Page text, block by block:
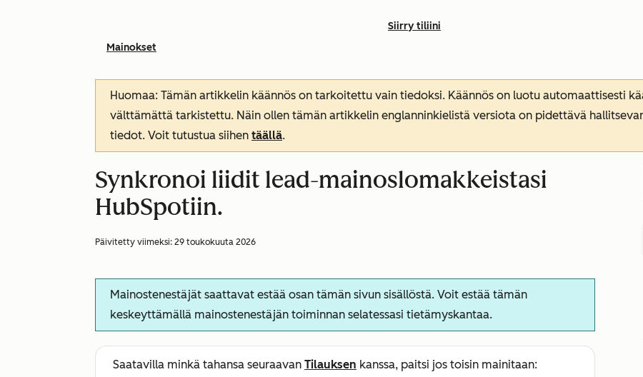
Siirry tiliini
Mainokset
Huomaa: Tämän artikkelin käännös on tarkoitettu vain tiedoksi. Käännös on luotu automaattisesti
välttämättä tarkistettu. Näin ollen tämän artikkelin englanninkielistä versiota on pidettävä
tiedot. Voit tutustua siihen täällä.
Synkronoi liidit lead-mainoslomakkeistasi
HubSpotiin.
Päivitetty viimeksi: 29 toukokuuta 2026
Mainostenestäjät saattavat estää osan tämän sivun sisällöstä. Voit estää tämän
keskeyttämällä mainostenestäjän toiminnan selatessasi tietämyskantaa.
Saatavilla minkä tahansa seuraavan Tilauksen kanssa, paitsi jos toisin mainitaan: